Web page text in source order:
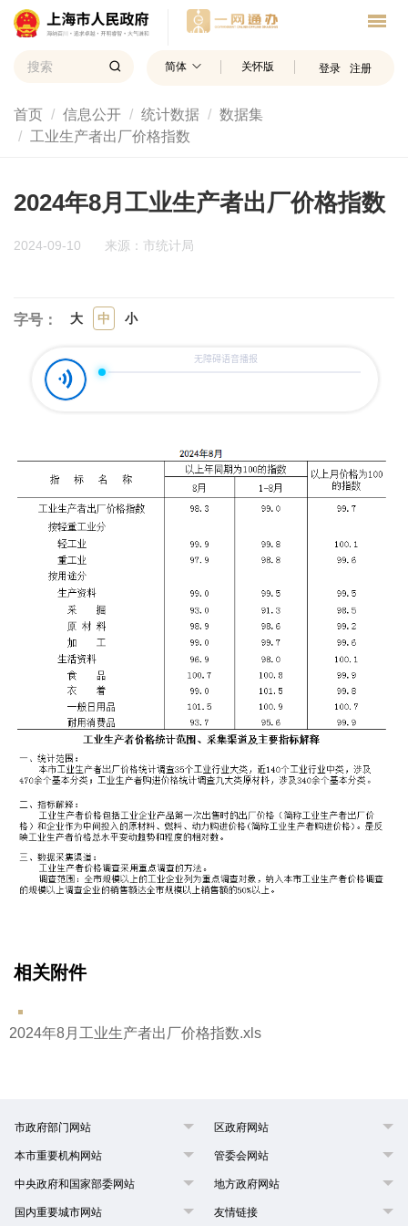
简体 关怀版 登录 注册
首页 信息公开 统计数据
数据集
工业生产者出厂价格指数
2024年8月工业生产者出厂价格指数
2024-09-10 来源：市统计局
字号： 大 中 小
相关附件
2024年8月工业生产者出厂价格指数.xls
市政府部门网站 区政府网站
本市重要机构网站 管委会网站
中央政府和国家部委网站 地方政府网站
国内重要城市网站 友情链接